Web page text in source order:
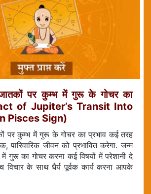
पर कुम्भ में गुरू के गोचर का
of Jupiter’s Transit Into
Pisces Sign)
पर कुम्भ में गुरू के गोचर का प्रभाव कई तरह
पारिवारिक जीवन को प्रभावित करेगा. जन्म
में गुरू का गोचर करना कई विषयों में परेशानी दे
के साथ धैर्य पूर्वक कार्य करना आपके